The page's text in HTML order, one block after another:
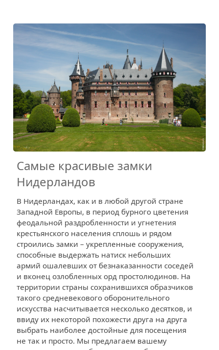
Самые красивые замки
Нидерландов
В Нидерландах, как и в любой другой стране
Западной Европы, в период бурного цветения
феодальной раздробленности и угнетения
крестьянского населения сплошь и рядом
строились замки – укрепленные сооружения,
способные выдержать натиск небольших
армий ошалевших от безнаказанности соседей
и вконец озлобленных орд простолюдинов. На
территории страны сохранившихся образчиков
такого средневекового оборонительного
искусства насчитывается несколько десятков, и
ввиду их некоторой похожести друга на друга
выбрать наиболее достойные для посещения
не так и просто. Мы предлагаем вашему